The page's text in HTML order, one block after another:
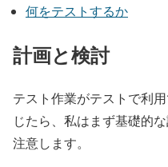
何をテストするか
計画と検討
テスト作業がテストで利
じたら、私はまず基礎的
注意します。